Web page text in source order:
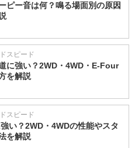
ピー音は何？鳴る場面別の原因
スピード
に強い？2WD・4WD・E-Four
を解説
スピード
い？2WD・4WDの性能やスタ
を解説